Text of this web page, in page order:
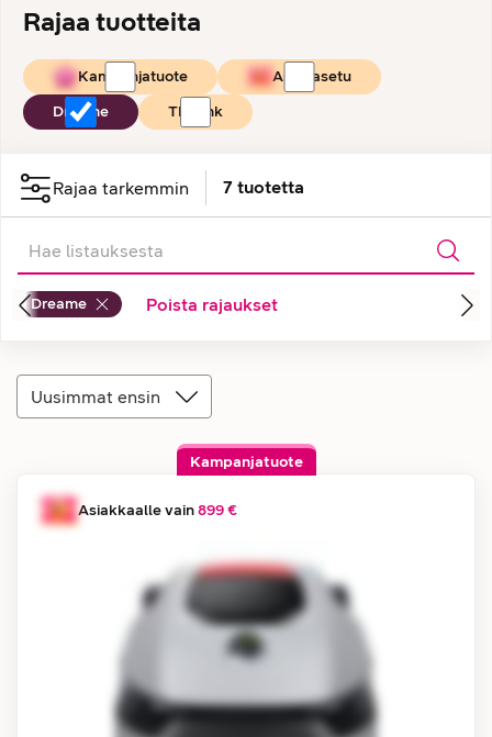
Rajaa tuotteita
Kampanjatuote
Asiakasetu
Dreame
TP-Link
Rajaa tarkemmin 7 tuotetta
Dreame Poista rajaukset
Uusimmat ensin
Kampanjatuote
Asiakkaalle vain899 €